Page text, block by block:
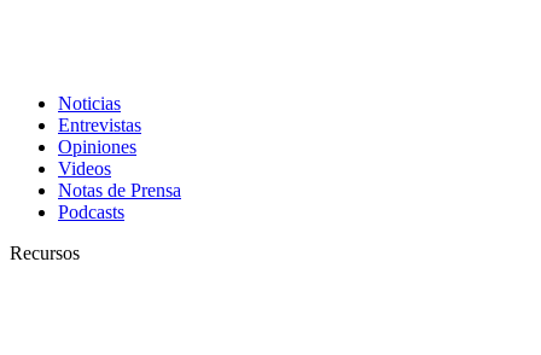
Noticias
Entrevistas
Opiniones
Videos
Notas de Prensa
Podcasts
Recursos